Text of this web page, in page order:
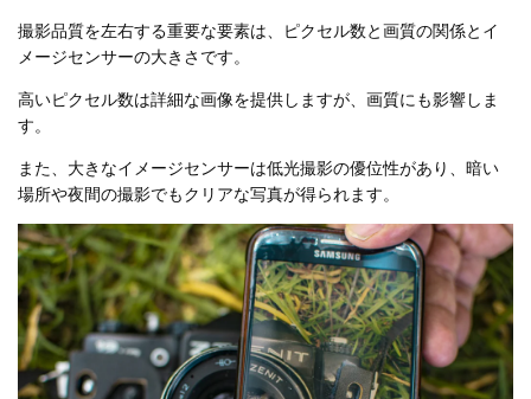
撮影品質を左右する重要な要素は、ピクセル数と画質の関係とイ
メージセンサーの大きさです。
高いピクセル数は詳細な画像を提供しますが、画質にも影響しま
す。
また、大きなイメージセンサーは低光撮影の優位性があり、暗い
場所や夜間の撮影でもクリアな写真が得られます。